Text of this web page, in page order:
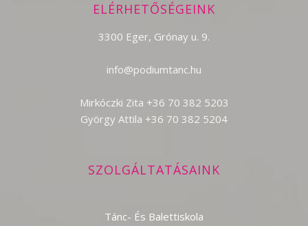
ELÉRHETŐSÉGEINK
3300 Eger, Grónay u. 9.
info@podiumtanc.hu
Mirkóczki Zita +36 70 382 5203
György Attila +36 70 382 5204
SZOLGÁLTATÁSAINK
Tánc- És Balettiskola